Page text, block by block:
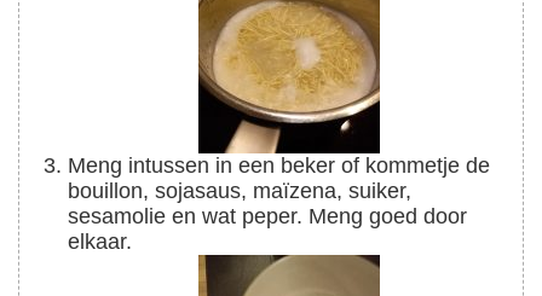
Meng intussen in een beker of kommetje de
bouillon, sojasaus, maïzena, suiker,
sesamolie en wat peper. Meng goed door
elkaar.